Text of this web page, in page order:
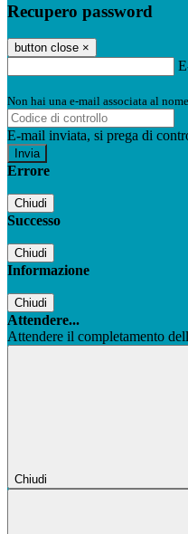
Recupero password
button close ×
Non hai una e-mail associata al
E-mail inviata, si prega di
Errore
Chiudi
Successo
Chiudi
Informazione
Chiudi
Attendere...
Attendere il completamento
Chiudi